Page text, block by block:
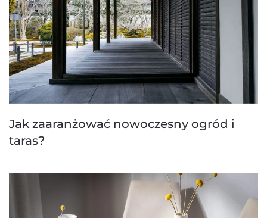
Jak zaaranżować nowoczesny ogród i
taras?